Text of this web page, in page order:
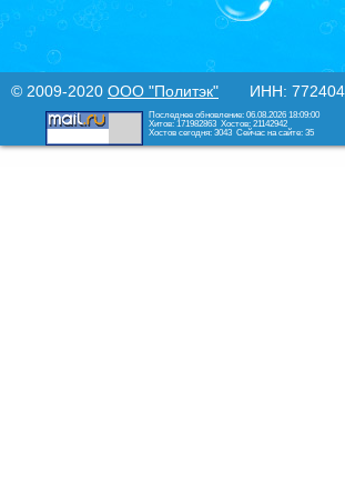
© 2009-2020 ООО "Политэк" ИНН:
Последнее обновление: 06.08.2026 18:09:00
Хитов: 171982863 Хостов: 21142942
Хостов сегодня: 3043 Сейчас на сайте: 35